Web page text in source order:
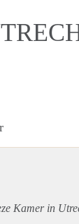
Kamer in